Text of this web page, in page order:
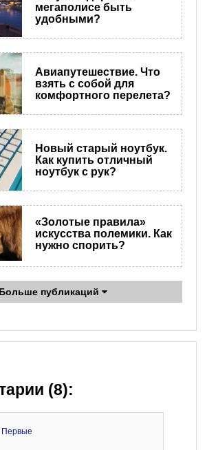
мегаполисе быть
удобными?
Авиапутешествие. Что
взять с собой для
комфортного перелета?
Новый старый ноутбук.
Как купить отличный
ноутбук с рук?
«Золотые правила»
искусства полемики. Как
нужно спорить?
Больше публикаций
(8):
Первые